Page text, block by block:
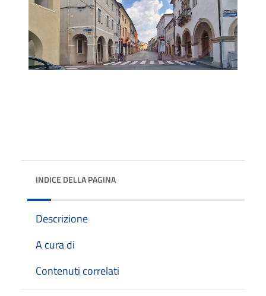
INDICE DELLA PAGINA
Descrizione
A cura di
Contenuti correlati